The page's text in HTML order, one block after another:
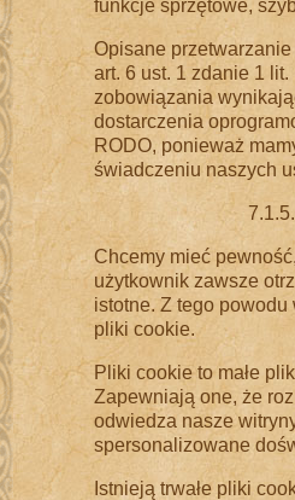
funkcje sprzętowe,
Opisane
art. 6 ust. 1 zdanie 1
zobowiązania
dostarczenia
RODO, ponieważ
świadczeniu naszych
Chcemy mieć
użytkownik zawsze
istotne. Z tego
pliki cookie.
Pliki cookie to małe
Zapewniają one, że
odwiedza nasze
spersonalizowane
Istnieją trwałe pliki